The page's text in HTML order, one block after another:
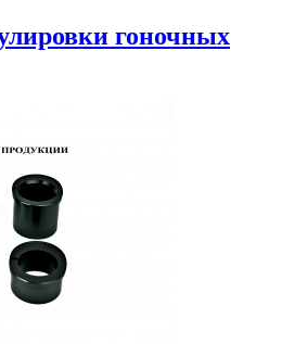
гоночных